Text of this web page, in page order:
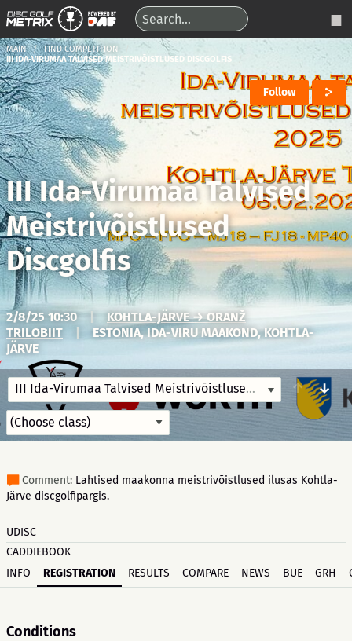
MAIN
FIND COMPETITION
III IDA-VIRUMAA TALVISED MEISTRIVÕISTLUSED DISCGOLFIS
Follow
III Ida-Virumaa Talvised
Meistrivõistlused
Discgolfis
2/8/25 10:30
KOHTLA-JÄRVE → ORANŽ
TRILOBIIT
ESTONIA, IDA-VIRU MAAKOND, KOHTLA-
JÄRVE
III Ida-Virumaa Talvised Meistrivõistlused Discgolfis 2/8/25
↑ ↓
Comment: Lahtised maakonna meistrivõistlused ilusas Kohtla-
Järve discgolfipargis.
UDISC
CADDIEBOOK
INFO
REGISTRATION RESULTS COMPARE NEWS BUE GRH
Conditions